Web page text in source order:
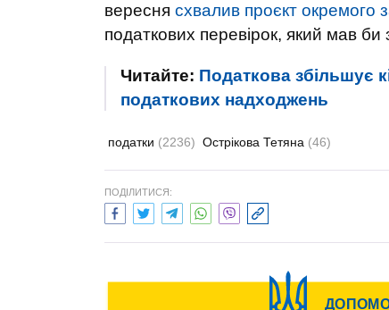
вересня схвалив проєкт окремого
податкових перевірок, який мав
Читайте: Податкова збільшує
податкових надходжень
податки (2236) Острікова Тетяна (46)
ПОДІЛИТИСЯ: